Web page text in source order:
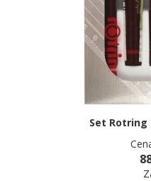
Set Rotring